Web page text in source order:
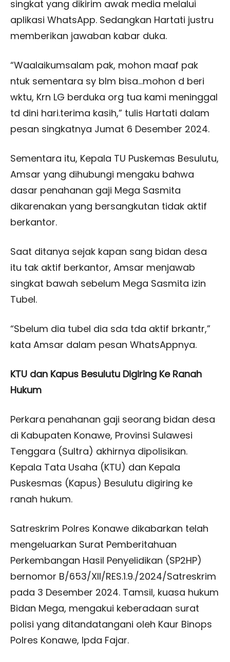
singkat yang dikirim awak media melalui
aplikasi WhatsApp. Sedangkan Hartati justru
memberikan jawaban kabar duka.
“Waalaikumsalam pak, mohon maaf pak
ntuk sementara sy blm bisa…mohon d beri
wktu, Krn LG berduka org tua kami meninggal
td dini hari.terima kasih,” tulis Hartati dalam
pesan singkatnya Jumat 6 Desember 2024.
Sementara itu, Kepala TU Puskemas Besulutu,
Amsar yang dihubungi mengaku bahwa
dasar penahanan gaji Mega Sasmita
dikarenakan yang bersangkutan tidak aktif
berkantor.
Saat ditanya sejak kapan sang bidan desa
itu tak aktif berkantor, Amsar menjawab
singkat bawah sebelum Mega Sasmita izin
Tubel.
“Sbelum dia tubel dia sda tda aktif brkantr,”
kata Amsar dalam pesan WhatsAppnya.
KTU dan Kapus Besulutu Digiring Ke Ranah
Hukum
Perkara penahanan gaji seorang bidan desa
di Kabupaten Konawe, Provinsi Sulawesi
Tenggara (Sultra) akhirnya dipolisikan.
Kepala Tata Usaha (KTU) dan Kepala
Puskesmas (Kapus) Besulutu digiring ke
ranah hukum.
Satreskrim Polres Konawe dikabarkan telah
mengeluarkan Surat Pemberitahuan
Perkembangan Hasil Penyelidikan (SP2HP)
bernomor B/653/XII/RES.1.9./2024/Satreskrim
pada 3 Desember 2024. Tamsil, kuasa hukum
Bidan Mega, mengakui keberadaan surat
polisi yang ditandatangani oleh Kaur Binops
Polres Konawe, Ipda Fajar.